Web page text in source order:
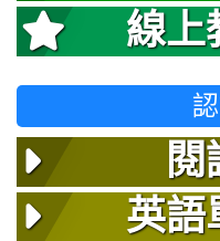
線上
英語